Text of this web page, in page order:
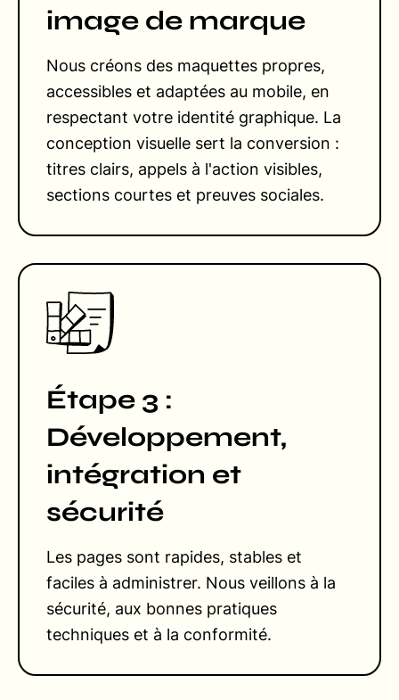
image de marque
Nous créons des maquettes propres,
accessibles et adaptées au mobile, en
respectant votre identité graphique. La
conception visuelle sert la conversion :
titres clairs, appels à l'action visibles,
sections courtes et preuves sociales.
Étape 3 :
Développement,
intégration et
sécurité
Les pages sont rapides, stables et
faciles à administrer. Nous veillons à la
sécurité, aux bonnes pratiques
techniques et à la conformité.